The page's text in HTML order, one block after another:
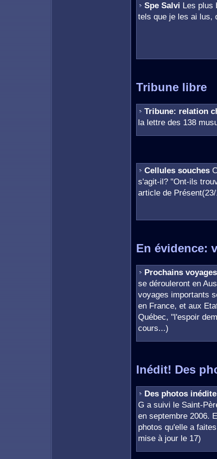
Spe Salvi Les plus
tels que je les ai lus,
Tribune libre
Tribune: relation
la lettre des 138
Cellules souches
s'agit-il? "Ont-ils
article de
En évidence:
Prochains
se dérouleront en
voyages importants
en France, et aux
Québec, "l'espoir
cours...)
Inédit! Des
Des photos
G a suivi le Saint-
en septembre 2006.
photos qu'elle a
mise à jour le 17)